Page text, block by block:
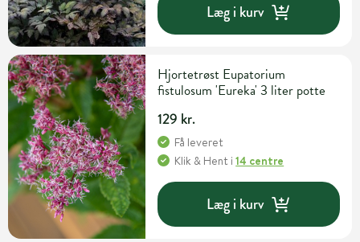
Læg i kurv
Hjortetrøst Eupatorium
fistulosum 'Eureka' 3 liter potte
129 kr.
Få leveret
Klik & Hent i14 centre
Læg i kurv